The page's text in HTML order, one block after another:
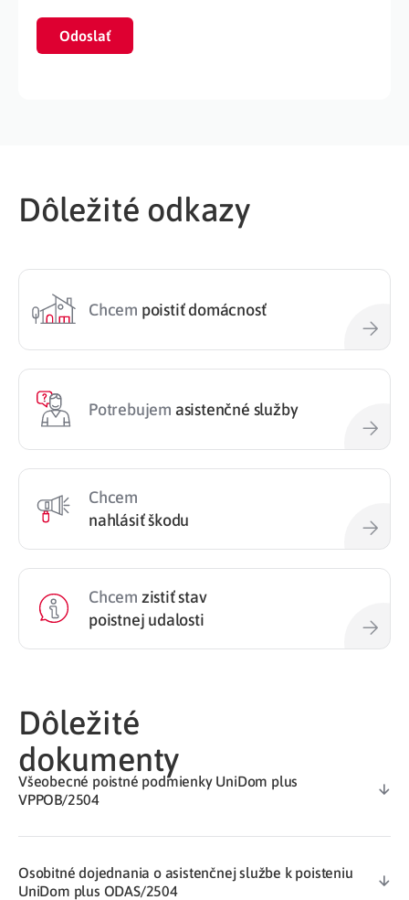
Odoslať
Dôležité odkazy
Chcem poistiť domácnosť
Potrebujem asistenčné služby
Chcem
nahlásiť škodu
Chcem zistiť stav
poistnej udalosti
Dôležité
dokumenty
Všeobecné poistné podmienky UniDom plus
VPPOB/2504
Osobitné dojednania o asistenčnej službe k poisteniu
UniDom plus ODAS/2504